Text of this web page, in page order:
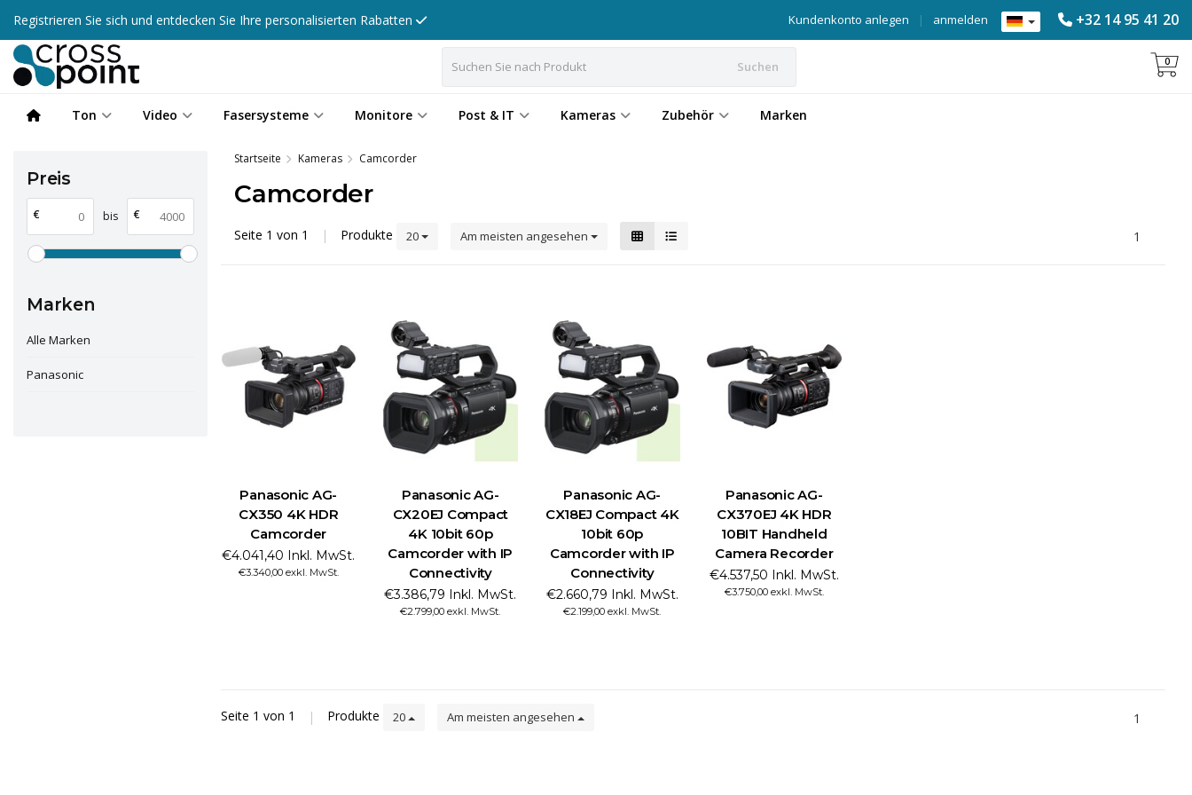
Registrieren Sie sich und entdecken Sie Ihre personalisierten Rabatten +32 14 95 41 20
anmelden
|
Kundenkonto anlegen
Suchen 0
Ton Video Fasersysteme Monitore Post & IT Kameras Zubehör Marken
Preis
€ bis €
Marken
Alle Marken
Panasonic
Startseite Kameras Camcorder
Camcorder
Seite 1 von 1 | Produkte 20 Am meisten angesehen 1
Panasonic AG-
CX350 4K HDR
Camcorder
€4.041,40 Inkl. MwSt.
€3.340,00 exkl. MwSt.
Panasonic AG-
CX20EJ Compact
4K 10bit 60p
Camcorder with IP
Connectivity
€3.386,79 Inkl. MwSt.
€2.799,00 exkl. MwSt.
Panasonic AG-
CX18EJ Compact 4K
10bit 60p
Camcorder with IP
Connectivity
€2.660,79 Inkl. MwSt.
€2.199,00 exkl. MwSt.
Panasonic AG-
CX370EJ 4K HDR
10BIT Handheld
Camera Recorder
€4.537,50 Inkl. MwSt.
€3.750,00 exkl. MwSt.
Seite 1 von 1 | Produkte 20 Am meisten angesehen 1